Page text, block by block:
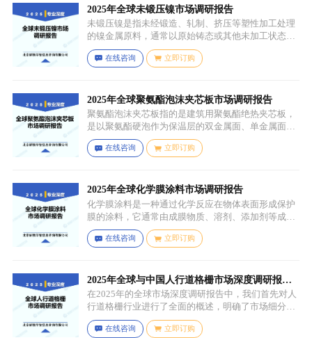
先进行皂化反应得到脂肪酸盐，再经过酸化、酯化等
一系列反应，将甘油与油酸结合，并引入 PCA 基团，
从而得到 PCA 甘油油酸酯。
2025年全球未锻压镍市场调研报告
未锻压镍是指未经锻造、轧制、挤压等塑性加工处理
的镍金属原料，通常以原始铸态或其他未加工状态存
在，一般为块状、锭状、粒状或其他铸造成型的原始
形态，表面可能保留铸造过程中形成的粗糙纹理或缺
力学性能，质地较脆且强度较低。
在线咨询 立即订购
2025年全球聚氨酯泡沫夹芯板市场调研报告
聚氨酯泡沫夹芯板指的是建筑用聚氨酯绝热夹芯板，
是以聚氨酯硬泡作为保温层的双金属面、单金属面或
非金属面复合板材。
在线咨询 立即订购
2025年全球化学膜涂料市场调研报告
化学膜涂料是一种通过化学反应在物体表面形成保护
膜的涂料，它通常由成膜物质、溶剂、添加剂等成分
组成。成膜物质是涂料的主要成分，它在施工后通过
化学反应（如聚合反应、交联反应等）形成连续的、
可改善涂料的性能，如提高附着力、耐候性、耐腐蚀
性等。
在线咨询 立即订购
2025年全球与中国人行道格栅市场深度调研报
告：行业趋势与投资前景分析
在2025年的全球市场深度调研报告中，我们首先对人
行道格栅行业进行了全面的概述，明确了市场细分与
应用场景。通过对细分产品的定义与特点进行深入分
析，我们揭示了关键应用场景及其客群洞察。
在线咨询 立即订购